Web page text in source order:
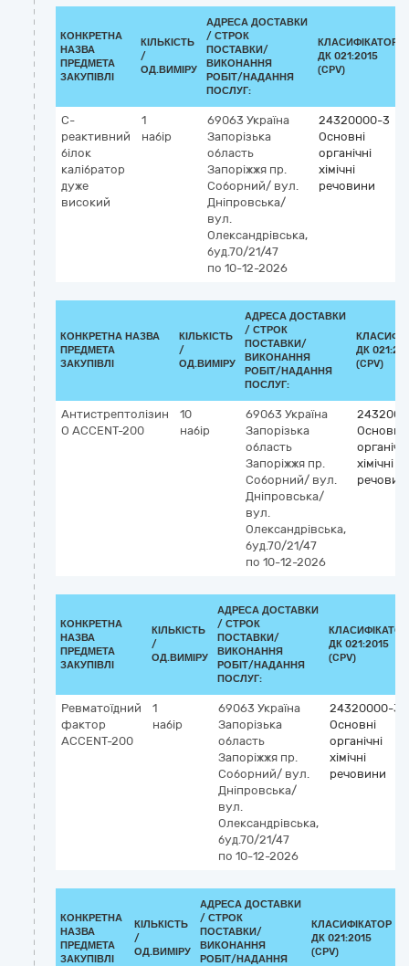
КОНКРЕТНА
НАЗВА
ПРЕДМЕТА
ЗАКУПІВЛІ
КІЛЬКІСТЬ
/
ОД.ВИМІРУ
АДРЕСА ДОСТАВКИ
/ СТРОК
ПОСТАВКИ/
ВИКОНАННЯ
РОБІТ/НАДАННЯ
ПОСЛУГ:
КЛАСИФІКАТОР
ДК 021:2015
(CPV)
C-
реактивний
білок
калібратор
дуже
високий
1
набір
69063 Україна
Запорізька
область
Запоріжжя пр.
Соборний/ вул.
Дніпровська/
вул.
Олександрівська,
буд.70/21/47
по 10-12-2026
24320000-3
Основні
органічні
хімічні
речовини
КОНКРЕТНА НАЗВА
ПРЕДМЕТА
ЗАКУПІВЛІ
КІЛЬКІСТЬ
/
ОД.ВИМІРУ
АДРЕСА ДОСТАВКИ
/ СТРОК
ПОСТАВКИ/
ВИКОНАННЯ
РОБІТ/НАДАННЯ
ПОСЛУГ:
ДК
(CPV)
Антистрептолізин
О АССЕNТ-200
10
набір
69063 Україна
Запорізька
область
Запоріжжя пр.
Соборний/ вул.
Дніпровська/
вул.
Олександрівська,
буд.70/21/47
по 10-12-2026
Основні
органічні
хімічні
КОНКРЕТНА
НАЗВА
ПРЕДМЕТА
ЗАКУПІВЛІ
КІЛЬКІСТЬ
/
ОД.ВИМІРУ
АДРЕСА ДОСТАВКИ
/ СТРОК
ПОСТАВКИ/
ВИКОНАННЯ
РОБІТ/НАДАННЯ
ПОСЛУГ:
КЛАСИФІКАТОР
ДК 021:2015
(CPV)
Ревматоїдний
фактор
АССЕNТ-200
1
набір
69063 Україна
Запорізька
область
Запоріжжя пр.
Соборний/ вул.
Дніпровська/
вул.
Олександрівська,
буд.70/21/47
по 10-12-2026
24320000-3
Основні
органічні
хімічні
речовини
КОНКРЕТНА
НАЗВА
ПРЕДМЕТА
ЗАКУПІВЛІ
КІЛЬКІСТЬ
/
ОД.ВИМІРУ
АДРЕСА ДОСТАВКИ
/ СТРОК
ПОСТАВКИ/
ВИКОНАННЯ
РОБІТ/НАДАННЯ
КЛАСИФІКАТОР
ДК 021:2015
(CPV)